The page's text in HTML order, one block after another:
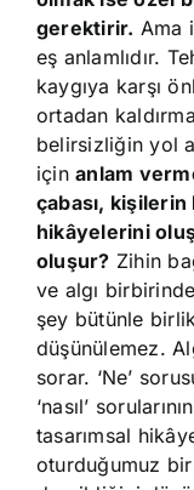
gerektirir. Ama
eş anlamlıdır.
kaygıya karşı
ortadan
belirsizliğin yol
içinanlam
çabası,
hikâyelerini
oluşur? Zihin
ve algı
şey bütünle
düşünülemez.
sorar. ‘Ne’
‘nasıl’
tasarımsal
oturduğumuz